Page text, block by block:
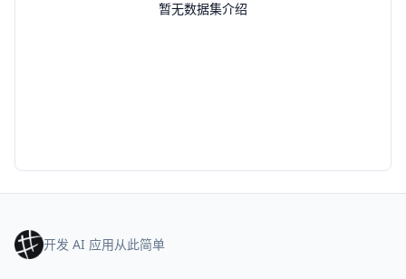
暂无数据集介绍
开发 AI 应用从此简单